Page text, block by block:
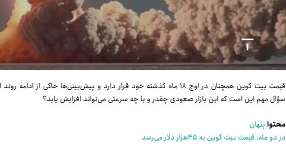
قیمت بیت کوین همچنان در اوج ۱۸ ماه گذشته خود قرار دارد و پیش‌بینی‌ها حاکی
سؤال مهم این است که این بازار صعودی چقدر و با چه سرعتی می‌تواند افزایش یابد؟
محتوا پنهان
در دو ماه، قیمت بیت کوین به ۴۵هزار دلار می‌رسد